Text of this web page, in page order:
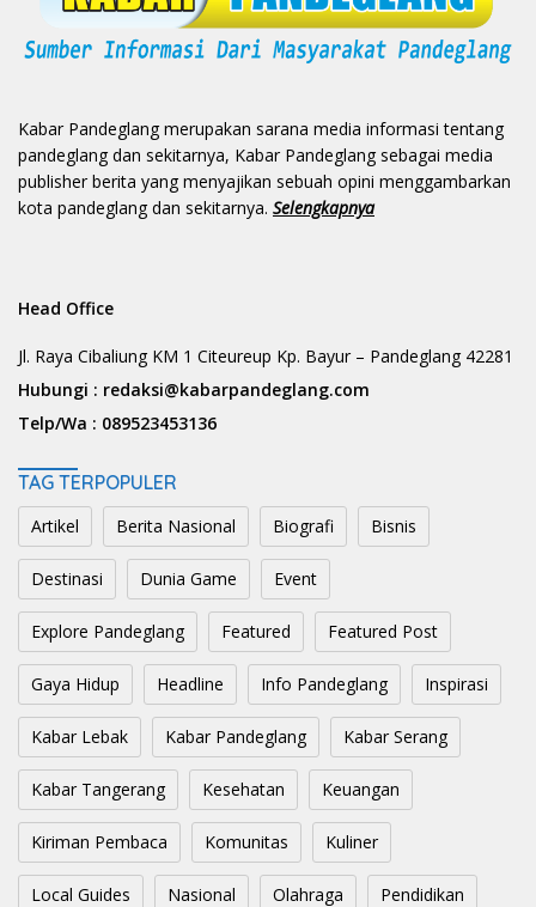
Kabar Pandeglang merupakan sarana media informasi tentang
pandeglang dan sekitarnya, Kabar Pandeglang sebagai media
publisher berita yang menyajikan sebuah opini menggambarkan
kota pandeglang dan sekitarnya. Selengkapnya
Head Office
Jl. Raya Cibaliung KM 1 Citeureup Kp. Bayur – Pandeglang 42281
Hubungi : redaksi@kabarpandeglang.com
Telp/Wa : 089523453136
TAG TERPOPULER
Artikel Berita Nasional Biografi Bisnis
Destinasi Dunia Game Event
Explore Pandeglang Featured Featured Post
Gaya Hidup Headline Info Pandeglang Inspirasi
Kabar Lebak Kabar Pandeglang Kabar Serang
Kabar Tangerang Kesehatan Keuangan
Kiriman Pembaca Komunitas Kuliner
Local Guides Nasional Olahraga Pendidikan